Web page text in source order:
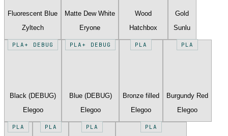
Fluorescent Blue
Zyltech
Matte Dew White
Eryone
Wood
Hatchbox
Gold
Sunlu
PLA+ DEBUG
Black (DEBUG)
Elegoo
PLA+ DEBUG
Blue (DEBUG)
Elegoo
PLA
Bronze filled
Elegoo
PLA
Burgundy Red
Elegoo
PLA PLA PLA PLA